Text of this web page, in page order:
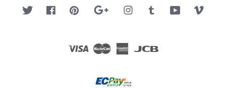
Twitter FacebookPinterest Google InstagramTumblr YouTube
Visa Master American